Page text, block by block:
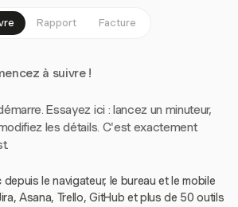
Rapport Facture
à suivre !
Essayez ici : lancez un minuteur,
les détails. C'est exactement
depuis le navigateur, le bureau et le mobile
Asana, Trello, GitHub et plus de 50 outils